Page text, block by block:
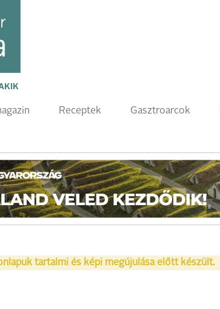
Receptek Gasztroarcok
tartalmi és képi megújulása előtt készült.